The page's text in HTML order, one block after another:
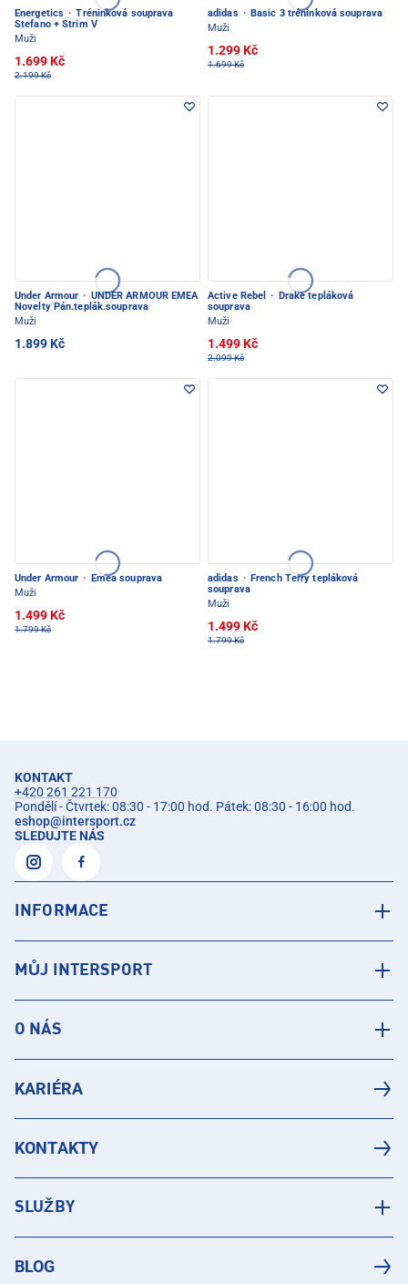
Energetics · Tréninková souprava
Stefano + Strim V
Muži
1.699 Kč
2.199 Kč
adidas · Basic 3 tréninková souprava
Muži
1.299 Kč
1.699 Kč
Under Armour · UNDER ARMOUR EMEA
Novelty Pán.teplák.souprava
Muži
1.899 Kč
Active Rebel ·
Drake tepláková
souprava
Muži
1.499 Kč
2.099 Kč
Under Armour ·
Emea souprava
Muži
1.499 Kč
1.799 Kč
adidas · French Terry tepláková
souprava
Muži
1.499 Kč
1.799 Kč
KONTAKT
+420 261 221 170
Pondělí - Čtvrtek: 08:30 - 17:00 hod. Pátek: 08:30 - 16:00 hod.
eshop@intersport.cz
SLEDUJTE NÁS
INFORMACE
MŮJ INTERSPORT
O NÁS
KARIÉRA
KONTAKTY
SLUŽBY
BLOG